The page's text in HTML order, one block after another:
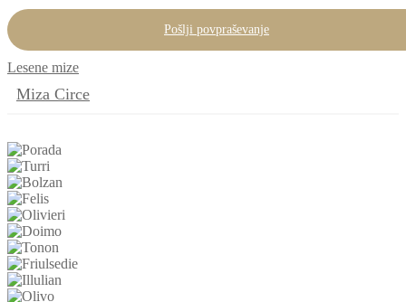
Pošlji povpraševanje
Lesene mize
Miza Circe